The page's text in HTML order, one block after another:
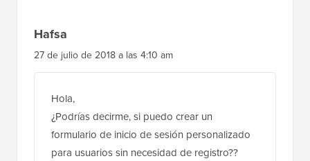
Hafsa
27 de julio de 2018 a las 4:10 am
Hola,
¿Podrías decirme, si puedo crear un
formulario de inicio de sesión personalizado
para usuarios sin necesidad de registro??